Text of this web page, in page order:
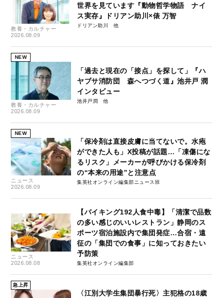
教養・カルチャー
2026.08.09
世界を見ています『動物哲学物語 ナイ
ス実存』ドリアン助川×俵 万智
ドリアン助川
NEW
教養・カルチャー
2026.08.09
「過去と現在の「接点」を探して」『ハ
ヤブサ消防団 森へつづく道』池井戸 潤
インタビュー
池井戸潤
NEW
ニュース
2026.08.09
「保冷剤は直接皮膚に当てないで。水疱
ができた人も」X投稿が話題…「凍傷にな
るリスク」メーカーが呼びかける保冷剤
の“本来の用途”と注意点
集英社オンライン編集部ニュース班
ニュース
2026.08.08
【バイキング192人食中毒】「清潔で品数
の多い感じのいいレストラン」静岡のス
ポーツ宿泊施設内で集団発症…合宿・遠
征の「集団での食事」に知っておきたい
予防策
集英社オンライン編集部
急上昇
〈江別大学生集団暴行死〉主犯格の18歳